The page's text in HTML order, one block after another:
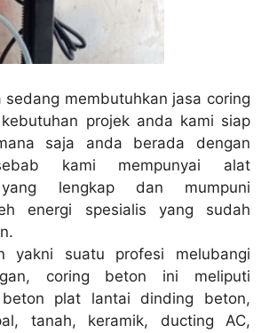
sedang membutuhkan jasa coring
projek anda kami siap
saja anda berada dengan
kami mempunyai alat
yang lengkap dan mumpuni
energi spesialis yang sudah
yakni suatu profesi melubangi
coring beton ini meliputi
beton plat lantai dinding beton,
tanah, keramik, ducting AC,